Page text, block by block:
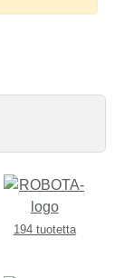
194 tuotetta